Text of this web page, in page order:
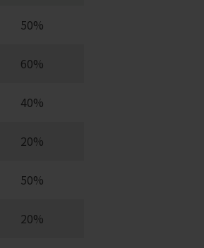
50%
60%
40%
20%
50%
20%